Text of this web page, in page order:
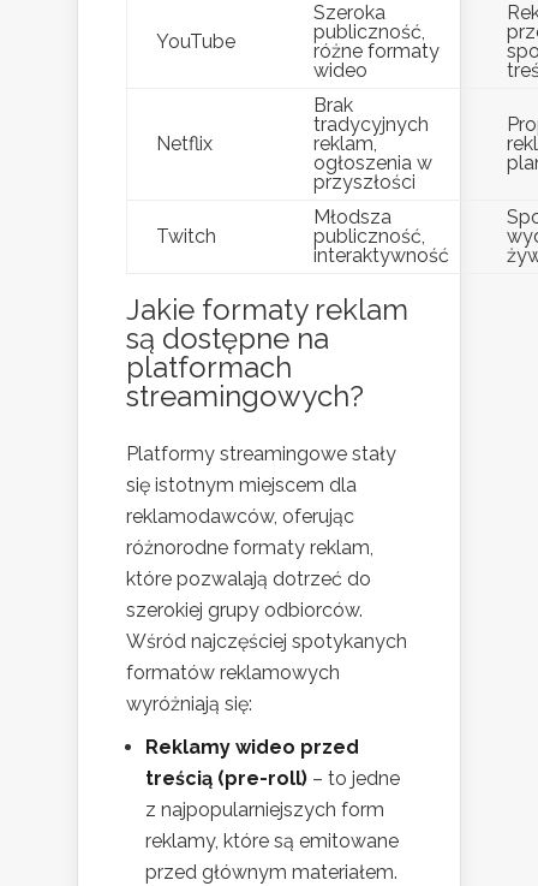
YouTube
Szeroka
publiczność,
różne formaty
wideo
Netflix
Brak
tradycyjnych
reklam,
ogłoszenia w
przyszłości
Twitch
Młodsza
publiczność,
interaktywność
Jakie formaty reklam
są dostępne na
platformach
streamingowych?
Platformy streamingowe stały
się istotnym miejscem dla
reklamodawców, oferując
różnorodne formaty reklam,
które pozwalają dotrzeć do
szerokiej grupy odbiorców.
Wśród najczęściej spotykanych
formatów reklamowych
wyróżniają się:
Reklamy wideo przed
treścią (pre-roll) – to jedne
z najpopularniejszych form
reklamy, które są emitowane
przed głównym materiałem.